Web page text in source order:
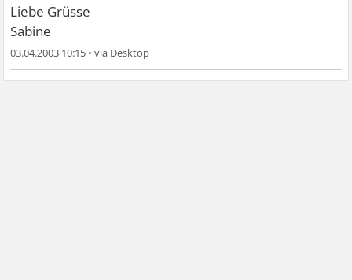
Liebe Grüsse
Sabine
03.04.2003 10:15 •